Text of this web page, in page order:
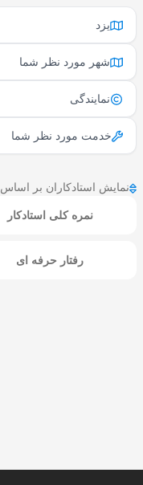
یزد
شهر مورد نظر شما
نمایندگی
خدمت مورد نظر شما
نمایش استادکاران بر اساس
نمره کلی استادکار
رفتار حرفه ای